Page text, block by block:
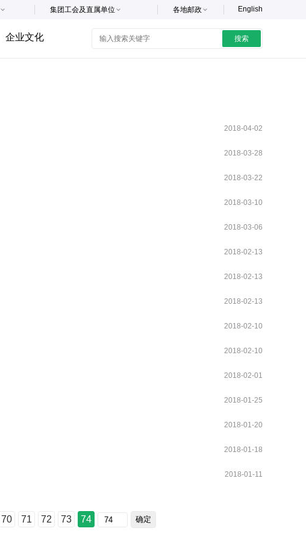
English
各地邮政
集团工会及直属单位
企业文化 搜索
2018-04-02
2018-03-28
2018-03-22
2018-03-10
2018-03-06
2018-02-13
2018-02-13
2018-02-13
2018-02-10
2018-02-10
2018-02-01
2018-01-25
2018-01-20
2018-01-18
2018-01-11
70 71 72 73 74